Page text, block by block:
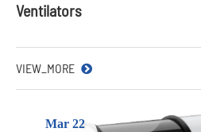
Ventilators
VIEW_MORE
Mar 22